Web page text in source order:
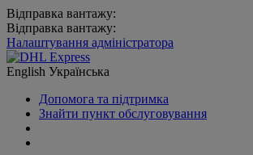
Відправка вантажу:
Відправка вантажу:
Налаштування адміністратора
English Українська
Допомога та підтримка
Знайти пункт обслуговування